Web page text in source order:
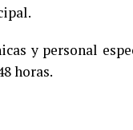
y personal
horas.